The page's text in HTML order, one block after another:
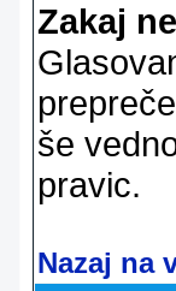
Zakaj
še
pravic.
Nazaj na